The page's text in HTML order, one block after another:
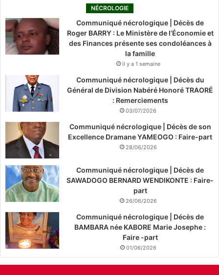
NÉCROLOGIE
Communiqué nécrologique | Décès de
Roger BARRY : Le Ministère de l’Économie et
des Finances présente ses condoléances à
la famille
il y a 1 semaine
Communiqué nécrologique | Décès du
Général de Division Nabéré Honoré TRAORÉ
: Remerciements
03/07/2026
Communiqué nécrologique | Décès de son
Excellence Dramane YAMEOGO : Faire-part
28/06/2026
Communiqué nécrologique | Décès de
SAWADOGO BERNARD WENDIKONTE : Faire-
part
26/06/2026
Communiqué nécrologique | Décès de
BAMBARA née KABORE Marie Josephe :
Faire -part
01/06/2026